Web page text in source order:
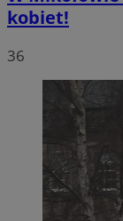
kobiet!
36